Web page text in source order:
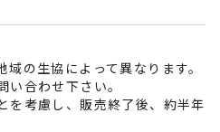
の生協によって異なります。
合わせ下さい。
を考慮し、販売終了後、約半年